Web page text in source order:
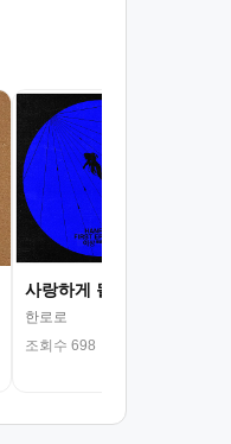
사랑하게 될 거야
한로로
조회수 698